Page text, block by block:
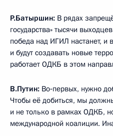
Р.Батыршин: В рядах
государства» тысячи
победа над ИГИЛ настанет, и
и будут создавать новые
работает ОДКБ в этом
В.Путин: Во‑первых, нужно
Чтобы её добиться, мы
и не только в рамках ОДКБ,
международной коалиции.